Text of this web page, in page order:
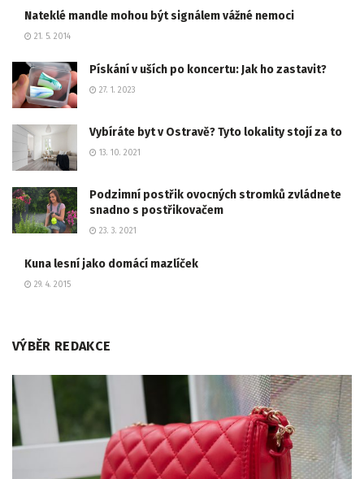
Nateklé mandle mohou být signálem vážné nemoci
21. 5. 2014
Pískání v uších po koncertu: Jak ho zastavit?
27. 1. 2023
Vybíráte byt v Ostravě? Tyto lokality stojí za to
13. 10. 2021
Podzimní postřik ovocných stromků zvládnete
snadno s postřikovačem
23. 3. 2021
Kuna lesní jako domácí mazlíček
29. 4. 2015
VÝBĚR REDAKCE